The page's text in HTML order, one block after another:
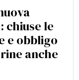
chiuse le
e obbligo
anche